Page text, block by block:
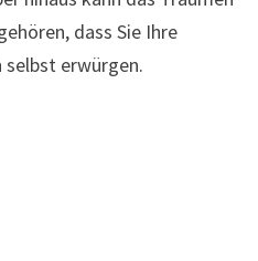
dass Sie Ihre
selbst erwürgen.